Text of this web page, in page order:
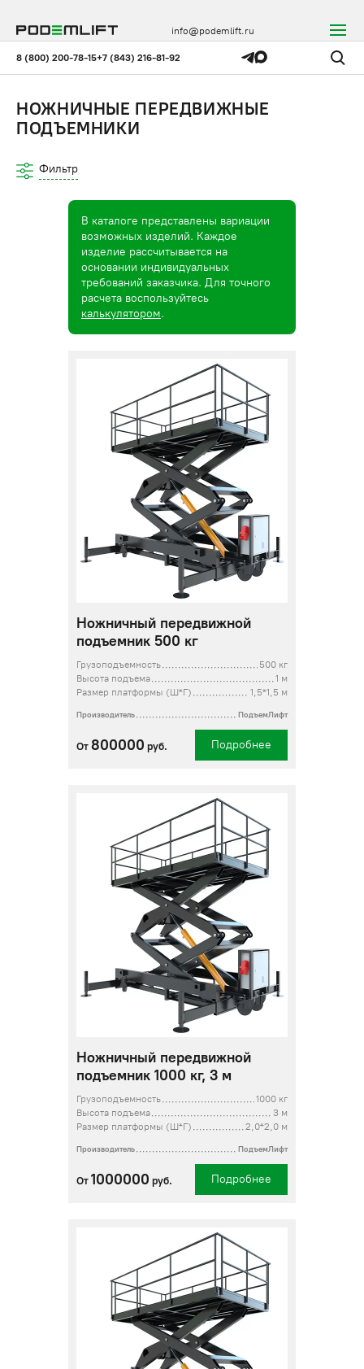
8 (800) 200-78-15+7 (843) 216-81-92
info@podemlift.ru
НОЖНИЧНЫЕ ПЕРЕДВИЖНЫЕ
ПОДЪЕМНИКИ
Фильтр
В каталоге представлены вариации
возможных изделий. Каждое
изделие рассчитывается на
основании индивидуальных
требований заказчика. Для точного
расчета воспользуйтесь
калькулятором.
Ножничный передвижной
подъемник 500 кг
Грузоподъемность
500 кг
Высота подъема
1 м
Размер платформы (Ш*Г)
1,5*1,5 м
Производитель ПодъемЛифт
От 800000 руб. Подробнее
Ножничный передвижной
подъемник 1000 кг, 3 м
Грузоподъемность
1000 кг
Высота подъема
3 м
Размер платформы (Ш*Г)
2,0*2,0 м
Производитель ПодъемЛифт
От 1000000 руб. Подробнее